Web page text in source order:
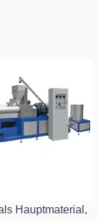
Hauptmaterial,